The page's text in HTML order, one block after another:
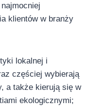
klientów w branży
lokalnej i
częściej wybierają
a także kierują się w
ekologicznymi;